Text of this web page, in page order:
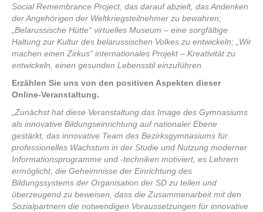
Social Remembrance Project, das darauf abzielt, das Andenken
der Angehörigen der Weltkriegsteilnehmer zu bewahren;
„Belarussische Hütte“ virtuelles Museum – eine sorgfältige
Haltung zur Kultur des belarussischen Volkes zu entwickeln; „Wir
machen einen Zirkus“ internationales Projekt – Kreativität zu
entwickeln, einen gesunden Lebensstil einzuführen.
Erzählen Sie uns von den positiven Aspekten dieser
Online-Veranstaltung.
„Zunächst hat diese Veranstaltung das Image des Gymnasiums
als innovative Bildungseinrichtung auf nationaler Ebene
gestärkt, das innovative Team des Bezirksgymnasiums für
professionelles Wachstum in der Studie und Nutzung moderner
Informationsprogramme und -techniken motiviert, es Lehrern
ermöglicht, die Geheimnisse der Einrichtung des
Bildungssystems der Organisation der SD zu teilen und
überzeugend zu beweisen, dass die Zusammenarbeit mit den
Sozialpartnern die notwendigen Voraussetzungen für innovative